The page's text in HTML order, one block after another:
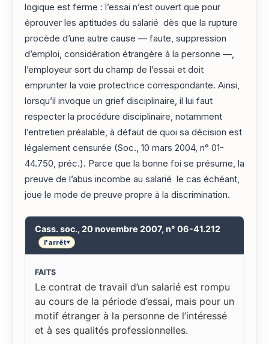
logique est ferme : l’essai n’est ouvert que pour
éprouver les aptitudes du salarié dès que la rupture
procède d’une autre cause — faute, suppression
d’emploi, considération étrangère à la personne —,
l’employeur sort du champ de l’essai et doit
emprunter la voie protectrice correspondante. Ainsi,
lorsqu’il invoque un grief disciplinaire, il lui faut
respecter la procédure disciplinaire, notamment
l’entretien préalable, à défaut de quoi sa décision est
légalement censurée (Soc., 10 mars 2004, n° 01-
44.750, préc.). Parce que la bonne foi se présume, la
preuve de l’abus incombe au salarié le cas échéant,
joue le mode de preuve propre à la discrimination.
Cass. soc., 20 novembre 2007, n° 06-41.212
l'arrêt▾
FAITS
Le contrat de travail d’un salarié est rompu
au cours de la période d’essai, mais pour un
motif étranger à la personne de l’intéressé
et à ses qualités professionnelles.